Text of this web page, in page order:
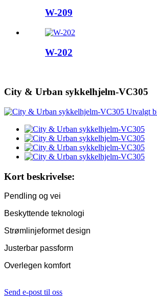
W-209
W-202
City & Urban sykkelhjelm-VC305
Kort beskrivelse:
Pendling og vei
Beskyttende teknologi
Strømlinjeformet design
Justerbar passform
Overlegen komfort
Send e-post til oss